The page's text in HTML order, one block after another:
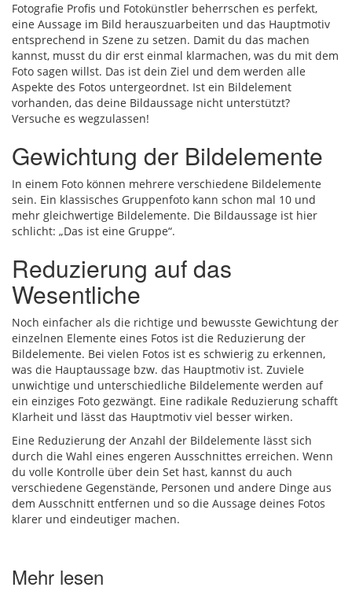
Fotografie Profis und Fotokünstler beherrschen es perfekt,
eine Aussage im Bild herauszuarbeiten und das Hauptmotiv
entsprechend in Szene zu setzen. Damit du das machen
kannst, musst du dir erst einmal klarmachen, was du mit dem
Foto sagen willst. Das ist dein Ziel und dem werden alle
Aspekte des Fotos untergeordnet. Ist ein Bildelement
vorhanden, das deine Bildaussage nicht unterstützt?
Versuche es wegzulassen!
Gewichtung der Bildelemente
In einem Foto können mehrere verschiedene Bildelemente
sein. Ein klassisches Gruppenfoto kann schon mal 10 und
mehr gleichwertige Bildelemente. Die Bildaussage ist hier
schlicht: „Das ist eine Gruppe“.
Reduzierung auf das
Wesentliche
Noch einfacher als die richtige und bewusste Gewichtung der
einzelnen Elemente eines Fotos ist die Reduzierung der
Bildelemente. Bei vielen Fotos ist es schwierig zu erkennen,
was die Hauptaussage bzw. das Hauptmotiv ist. Zuviele
unwichtige und unterschiedliche Bildelemente werden auf
ein einziges Foto gezwängt. Eine radikale Reduzierung schafft
Klarheit und lässt das Hauptmotiv viel besser wirken.
Eine Reduzierung der Anzahl der Bildelemente lässt sich
durch die Wahl eines engeren Ausschnittes erreichen. Wenn
du volle Kontrolle über dein Set hast, kannst du auch
verschiedene Gegenstände, Personen und andere Dinge aus
dem Ausschnitt entfernen und so die Aussage deines Fotos
klarer und eindeutiger machen.
Mehr lesen